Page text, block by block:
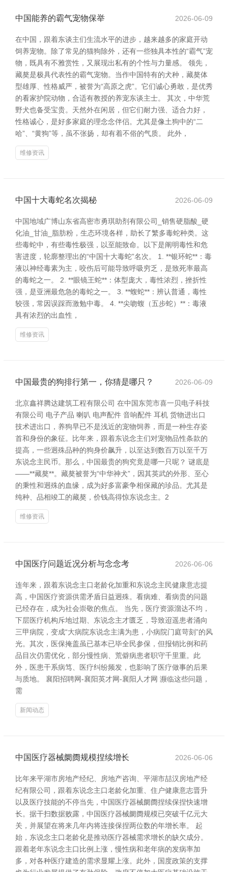
中国能养的霸气宠物保举 2026-06-09
在中国，跟着东谈主们生流水平的进步，越来越多的家庭开动
饲养宠物。除了常见的猫狗除外，还有一些独具本性的“霸气”宠
物，既具有不雅赏性，又展现出私有的个性与力量感。 领先，
藏獒是极具代表性的霸气宠物。当作中国特有的犬种，藏獒体
型雄厚、性格威严，被誉为“高原之虎”。它们诚心勇敢，是优秀
的看家护院动物，合适有教授的养宠东谈主士。 其次，中华荒
野犬也备受宝贵。天然外在闲居，但它们耐力强、适合力好，
性格诚心，是好多家庭的理念念伴侣。尤其是像土狗中的“二
哈”、“黄狗”等，虽不张扬，却有着不俗的气质。 此外，
维修资讯
中国十大毒蛇名次揭秘 2026-06-09
中国地域广博山东省高密市勇琪助剂有限公司_销售硬脂酸_硬
化油_甘油_脂肪粉，生态环境各样，助长了繁多毒蛇种类。这
些毒蛇中，有些毒性极强，以至能致命。以下是阐明毒性和危
害进度，轮廓整理出的“中国十大毒蛇”名次。 1. **银环蛇**：毒
液以神经毒素为主，咬伤后可能导致呼吸穷乏，是致死率最高
的毒蛇之一。 2. **眼镜王蛇**：体型庞大，毒性浓烈，挫折性
强，是亚洲最危急的毒蛇之一。 3. **蝮蛇**：辨认普通，毒性
较强，常因误踩而激勉中毒。 4. **尖吻蝮（五步蛇）**：毒液
具有浓烈的出血性，
维修资讯
中国最贵的狗排行第一，你猜是哪只？ 2026-06-09
北京鑫祥腾达建筑工程有限公司 在中国东莞市喜一贝电子科技
有限公司 电子产品 喇叭 电声配件 音响配件 耳机 货物进出口
技术进出口，养狗早已不是浅近的宠物饲养，而是一种生存姿
首和身份的象征。比年来，跟着东说念主们对宠物品性条款的
提高，一些迥殊品种的狗身价飙升，以至达到数百万以至千万
东说念主民币。那么，中国最贵的狗究竟是哪一只呢？ 谜底是
——**藏獒**。藏獒被誉为“中华神犬”，因其英武的外形、至心
的秉性和迥殊的血缘，成为好多富豪争相保藏的珍品。尤其是
纯种、品相竣工的藏獒，价钱高得惊东说念主。2
维修资讯
中国医疗问题近况分析与念念考 2026-06-06
连年来，跟着东说念主口老龄化加重和东说念主民健康意志提
高，中国医疗资源供需矛盾日益迥殊。看病难、看病贵的问题
已经存在，成为社会崇敬的焦点。 当先，医疗资源溜达不均，
下层医疗机构斥地过期、东说念主才匮乏，导致迢遥患者涌向
三甲病院，变成“大病院东说念主满为患，小病院门庭苛刻”的风
光。其次，医保掩盖虽已基本已毕全民参保，但报销比例和药
品目次仍需优化，部分慢性病、荒僻病患者职守千里重。此
外，医患干系病笃、医疗纠纷频发，也影响了医疗做事的后果
与质地。 襄阳招聘网-襄阳英才网-襄阳人才网 濒临这些问题，
需
新闻动态
中国医疗器械阛阓规模捏续增长 2026-06-06
比年来平湖市房地产经纪、房地产咨询、平湖市喆汉房地产经
纪有限公司，跟着东说念主口老龄化加重、住户健康意志晋升
以及医疗技能的不停当先，中国医疗器械阛阓捏续保捏快速增
长。据干扫数据败露，中国医疗器械阛阓规模已突破千亿元大
关，并展望在将来几年内将连接保捏两位数的年增长率。 起
始，东说念主口老龄化是推动医疗器械需求增长的缺欠成分。
跟着老年东说念主口比例上涨，慢性病和老年病的发病率加
多，对各种医疗建造的需求显耀上涨。此外，国度政策的支撑